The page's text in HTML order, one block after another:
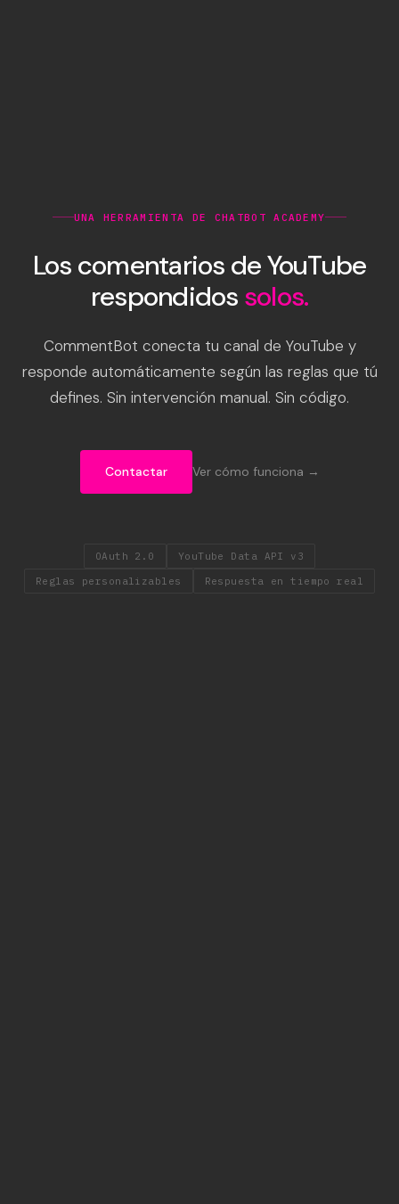
UNA HERRAMIENTA DE CHATBOT ACADEMY
Los comentarios de YouTube
respondidos solos.
CommentBot conecta tu canal de YouTube y
responde automáticamente según las reglas que tú
defines. Sin intervención manual. Sin código.
Contactar Ver cómo funciona →
OAuth 2.0
YouTube Data API v3
Reglas personalizables
Respuesta en tiempo real